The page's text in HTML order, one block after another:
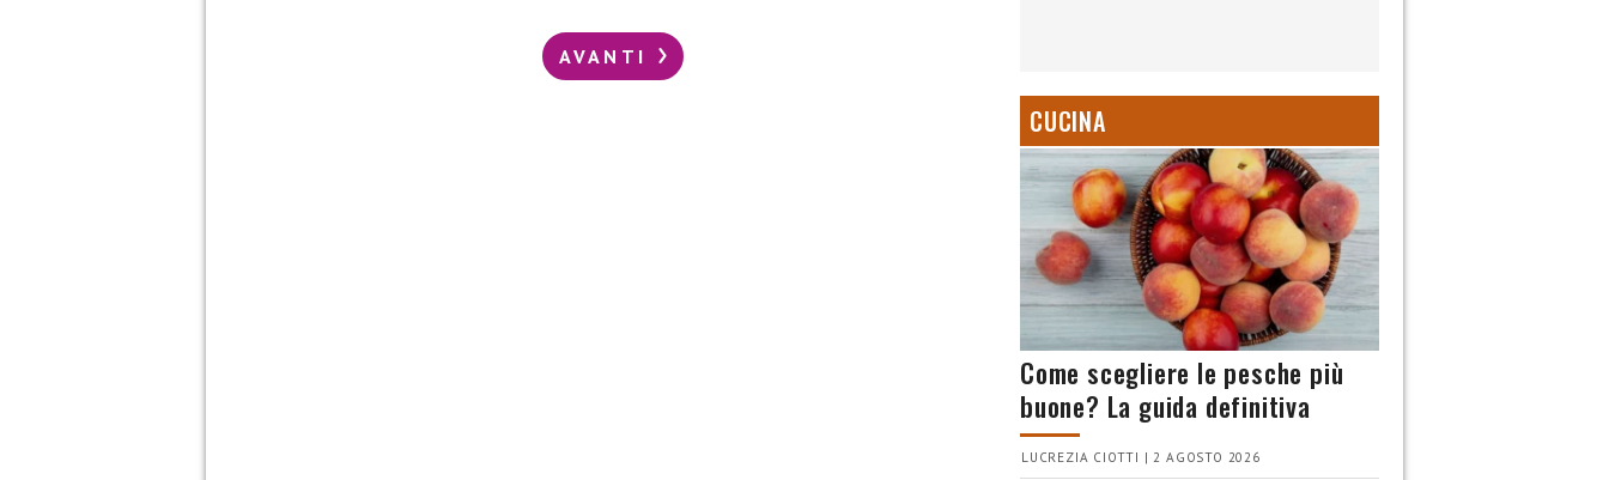
AVANTI
CUCINA
Come scegliere le pesche più
buone? La guida definitiva
LUCREZIA CIOTTI | 2 AGOSTO 2026